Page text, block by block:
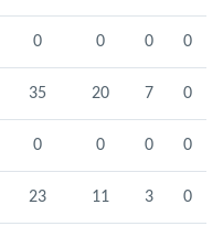
0 0 0 0
35 20 7 0
0 0 0 0
23 11 3 0